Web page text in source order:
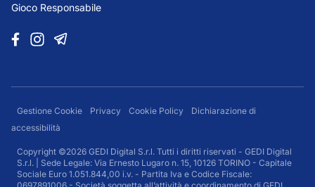
Gioco Responsabile
Gestione Cookie Privacy Cookie Policy
Dichiarazione di
accessibilità
Copyright ©2026 GEDI Digital S.r.l. Tutti i diritti riservati - GEDI Digital
S.r.l. | Sede Legale: Via Ernesto Lugaro n. 15, 10126 TORINO - Capitale
Sociale Euro 1.051.844,00 i.v. - Partita Iva e Codice Fiscale: